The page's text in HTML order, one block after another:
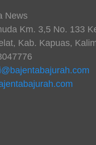
News
Km. 3,5 No. 133
Kab. Kapuas,